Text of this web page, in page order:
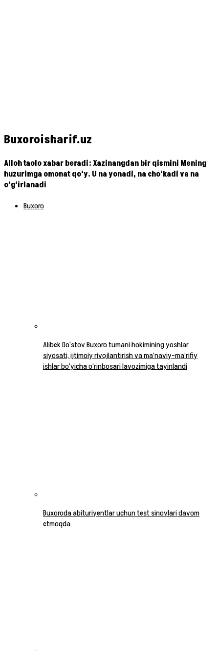
Buxoroisharif.uz
Alloh taolo xabar beradi: Xazinangdan bir qismini Mening
huzurimga omonat qo‘y. U na yonadi, na cho‘kadi va na
o‘g‘irlanadi
Buxoro
Alibek Do‘stov Buxoro tumani hokimining yoshlar
siyosati, ijtimoiy rivojlantirish va ma’naviy-ma’rifiy
ishlar bo‘yicha o‘rinbosari lavozimiga tayinlandi
Buxoroda abituriyentlar uchun test sinovlari davom
etmoqda